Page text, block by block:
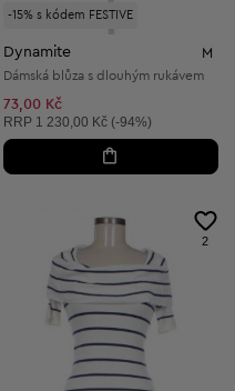
-15% s kódem FESTIVE
Dynamite M
Dámská blůza s dlouhým rukávem
73,00 Kč
Doporučená cena:
RRP 1 230,00 Kč (-94%)
2